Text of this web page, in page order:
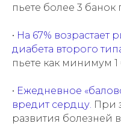
пьете более 3
• На 67% возрастает
диабета второго
пьете как минимум
• Ежедневное
вредит сердцу. При
развития болезней